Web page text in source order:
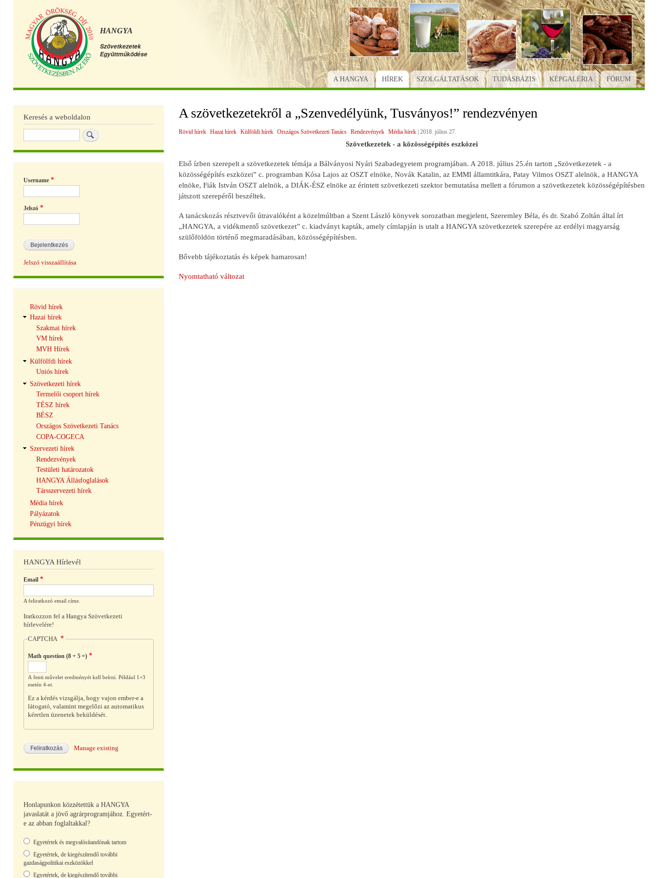
Ugrás
a
tartalomra
HANGYA
Szövetkezetek
Együttműködése
Főmenü
A HANGYA HÍREK SZOLGÁLTATÁSOK TUDÁSBÁZIS KÉPGALÉRIA FÓRUM
A szövetkezetekről a „Szenvedélyünk, Tusványos!” rendezvényen
Rövid hírek Hazai hírek Külföldi hírek Országos Szövetkezeti Tanács Rendezvények Média hírek 2018. július 27.
Szövetkezetek - a közösségépítés eszközei
Első ízben szerepelt a szövetkezetek témája a Bálványosi Nyári Szabadegyetem programjában. A 2018. július 25.én tartott „Szövetkezetek - a
közösségépítés eszközei” c. programban Kósa Lajos az OSZT elnöke, Novák Katalin, az EMMI államtitkára, Patay Vilmos OSZT alelnök, a HANGYA
elnöke, Fiák István OSZT alelnök, a DIÁK-ÉSZ elnöke az érintett szövetkezeti szektor bemutatása mellett a fórumon a szövetkezetek közösségépítésben
játszott szerepéről beszéltek.
A tanácskozás résztvevői útravalóként a közelmúltban a Szent László könyvek sorozatban megjelent, Szeremley Béla, és dr. Szabó Zoltán által írt
„HANGYA, a vidékmentő szövetkezet” c. kiadványt kapták, amely címlapján is utalt a HANGYA szövetkezetek szerepére az erdélyi magyarság
szülőföldön történő megmaradásában, közösségépítésben.
Bővebb tájékoztatás és képek hamarosan!
Nyomtatható változat
Keresés a weboldalon
Username
Jelszó
Jelszó visszaállítása
navigáció
Rövid hírek
Hazai hírek
Szakmai hírek
VM hírek
MVH Hírek
Külfölfdi hírek
Uniós hírek
Szövetkezeti hírek
Termelői csoport hírek
TÉSZ hírek
BÉSZ
Országos Szövetkezeti Tanács
COPA-COGECA
Szervezeti hírek
Rendezvények
Testületi határozatok
HANGYA Állásfoglalások
Társszervezeti hírek
Média hírek
Pályázatok
Pénzügyi hírek
HANGYA Hírlevél
Email
A feliratkozó email címe.
Iratkozzon fel a Hangya Szövetkezeti
hírlevelére!
CAPTCHA
Math question (8 + 5 =)
A fenti művelet eredményét kell beírni. Például 1+3
esetén 4-et.
Ez a kérdés vizsgálja, hogy vajon ember-e a
látogató, valamint megelőzi az automatikus
kéretlen üzenetek beküldését.
Manage existing
Honlapunkon közzétettük a HANGYA
javaslatát a jövő agrárprogramjához. Egyetért-
e az abban foglaltakkal?
Választások
Egyetértek és megvalósítandónak tartom
Egyetértek, de kiegészítendő további
gazdaságpolitikai eszközökkel
Egyetértek, de kiegészítendő további